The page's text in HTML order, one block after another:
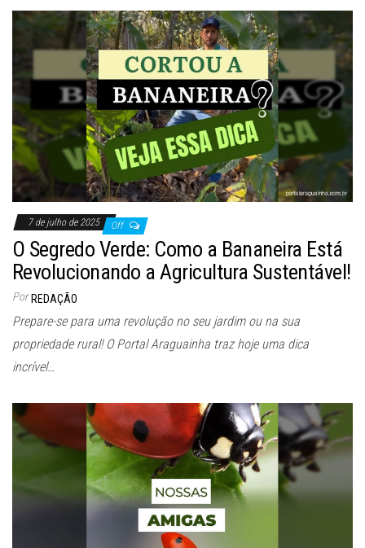
7 de julho de 2025 Off
O Segredo Verde: Como a Bananeira Está
Revolucionando a Agricultura Sustentável!
Por REDAÇÃO
Prepare-se para uma revolução no seu jardim ou na sua
propriedade rural! O Portal Araguainha traz hoje uma dica
incrível…